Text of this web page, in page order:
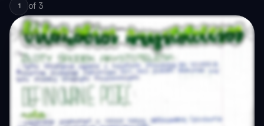
1 of 3